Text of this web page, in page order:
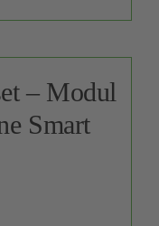
– Modul
Smart